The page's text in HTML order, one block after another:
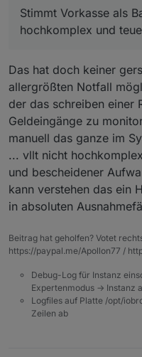
Ich verstehe
überhaupt
nächstes
und man
müsste
Stimmt Vorkasse als
hochkomplex und
Das hat doch keiner
allergrößten Notfall
der das schreiben einer
Geldeingänge zu
manuell das ganze im
... vllt nicht
und bescheidener
kann verstehen das ein
in absoluten
Beitrag hat geholfen? Votet
https://paypal.me/Apollon77 /
Debug-Log für Instanz
Expertenmodus -> Instanz
Logfiles auf Platte /opt/
Zeilen ab